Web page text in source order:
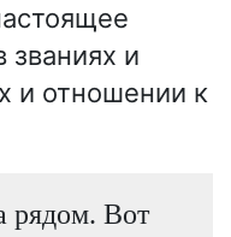
званиях и
и отношении к
рядом. Вот